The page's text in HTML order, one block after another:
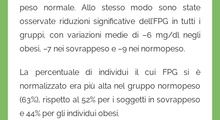
peso normale. Allo stesso modo sono state
osservate riduzioni significative dell’FPG in tutti i
gruppi, con variazioni medie di –6 mg/dl negli
obesi, –7 nei sovrappeso e –9 nei normopeso.
La percentuale di individui il cui FPG si è
normalizzato era più alta nel gruppo normopeso
(63%), rispetto al 52% per i soggetti in sovrappeso
e 44% per gli individui obesi.